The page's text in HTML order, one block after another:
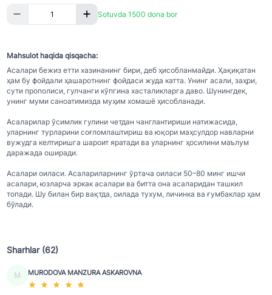
Sotuvda 1500 dona bor
Mahsulot haqida qisqacha:
Асалари бежиз етти хазинанинг бири, деб ҳисобланмайди. Ҳақиқатан
ҳам бу фойдали ҳашаротнинг фойдаси жуда катта. Унинг асали, заҳри,
сути прополиси, гулчанги кўпгина хасталикларга даво. Шунингдек,
унинг муми саноатимизда муҳим хомашё ҳисобланади.
Асаларилар ўсимлик гулини четдан чанглантириши натижасида,
уларнинг турларини соғломлаштириш ва юқори маҳсулдор навларни
вужудга келтиришга шароит яратади ва уларнинг ҳосилини маълум
даражада оширади.
Асалари оиласи. Асалариларнинг ўртача оиласи 50–80 минг ишчи
асалари, юзларча эркак асалари ва битта она асаларидан ташкил
топади. Шу билан бир вақтда, оилада тухум, личинка ва ғумбаклар ҳам
бўлади.
Sharhlar (62)
M MURODOVA MANZURA ASKAROVNA